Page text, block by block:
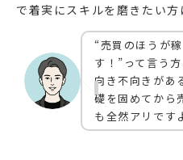
で着実にスキルを磨きたい方
“売買のほうが
す！”って言う
向き不向きがあ
礎を固めてから
も全然アリです